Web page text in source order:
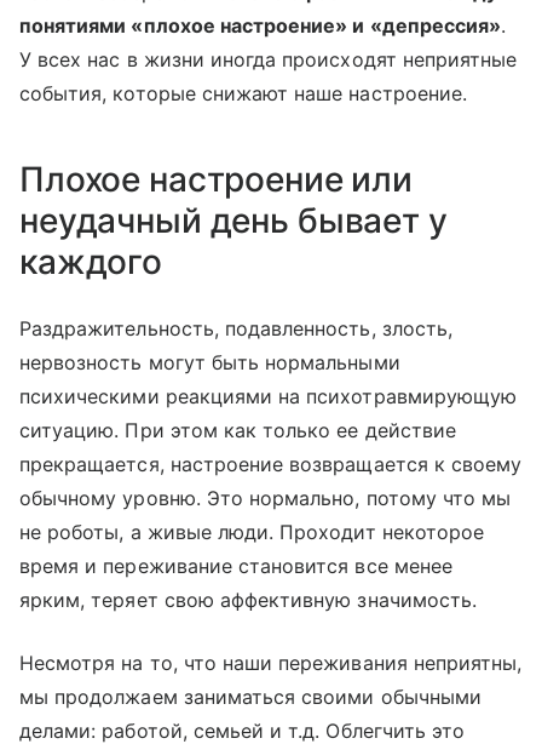
понятиями «плохое настроение» и «депрессия».
У всех нас в жизни иногда происходят неприятные
события, которые снижают наше настроение.
Плохое настроение или
неудачный день бывает у
каждого
Раздражительность, подавленность, злость,
нервозность могут быть нормальными
психическими реакциями на психотравмирующую
ситуацию. При этом как только ее действие
прекращается, настроение возвращается к своему
обычному уровню. Это нормально, потому что мы
не роботы, а живые люди. Проходит некоторое
время и переживание становится все менее
ярким, теряет свою аффективную значимость.
Несмотря на то, что наши переживания неприятны,
мы продолжаем заниматься своими обычными
делами: работой, семьей и т.д. Облегчить это